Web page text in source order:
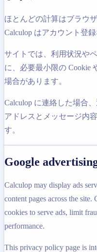
ほとんどの計算はブラウ
Calculop はアカウント登
サイトでは、利用状況や
に、必要最小限の Cookie
場合があります。
Calculop に連絡した場合
アドレスとメッセージ内
す。
Google
Calculop may display ads
content pages across the site.
cookies to serve ads, limit
performance.
This privacy policy page is